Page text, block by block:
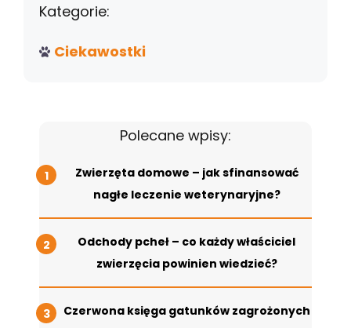
Kategorie:
Ciekawostki
Polecane wpisy:
Zwierzęta domowe – jak sfinansować
nagłe leczenie weterynaryjne?
Odchody pcheł – co każdy właściciel
zwierzęcia powinien wiedzieć?
Czerwona księga gatunków zagrożonych